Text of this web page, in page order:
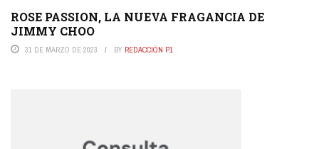
ROSE PASSION, LA NUEVA FRAGANCIA DE
JIMMY CHOO
31 DE MARZO DE 2023 BY REDACCIÓN P1